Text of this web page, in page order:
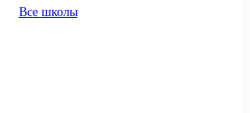
Все школы